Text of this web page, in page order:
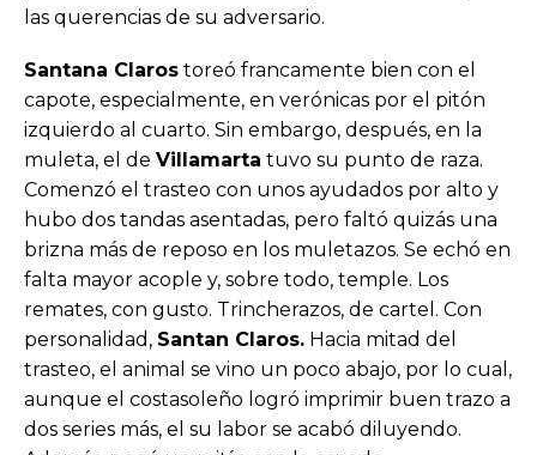
las querencias de su adversario.
Santana Claros toreó francamente bien con el
capote, especialmente, en verónicas por el pitón
izquierdo al cuarto. Sin embargo, después, en la
muleta, el de Villamarta tuvo su punto de raza.
Comenzó el trasteo con unos ayudados por alto y
hubo dos tandas asentadas, pero faltó quizás una
brizna más de reposo en los muletazos. Se echó en
falta mayor acople y, sobre todo, temple. Los
remates, con gusto. Trincherazos, de cartel. Con
personalidad, Santan Claros. Hacia mitad del
trasteo, el animal se vino un poco abajo, por lo cual,
aunque el costasoleño logró imprimir buen trazo a
dos series más, el su labor se acabó diluyendo.